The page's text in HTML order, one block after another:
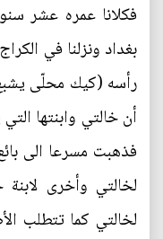
فكلانا عمره عشر
بغداد ونزلنا في
رأسه (كيك محلّى
أن خالتي وابنتها
فذهبت مسرعا الى
لخالتي وأخرى
لخالتي كما تتطلب